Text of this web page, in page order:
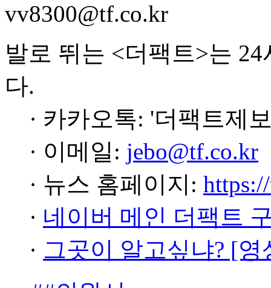
vv8300@tf.co.kr
발로 뛰는 <더팩트>는
다.
· 카카오톡: '더팩트제
· 이메일: jebo@tf.co.kr
· 뉴스 홈페이지:
· 네이버 메인 더팩트
· 그곳이 알고싶냐? [